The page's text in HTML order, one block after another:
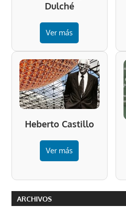
Dulché
Ver más
Heberto Castillo
Ver más
ARCHIVOS